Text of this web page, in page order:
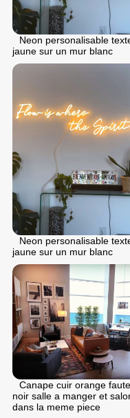
Neon personalisable
jaune sur un mur blanc
Neon personalisable
jaune sur un mur blanc
Canape cuir orange
noir salle a manger et
dans la meme piece